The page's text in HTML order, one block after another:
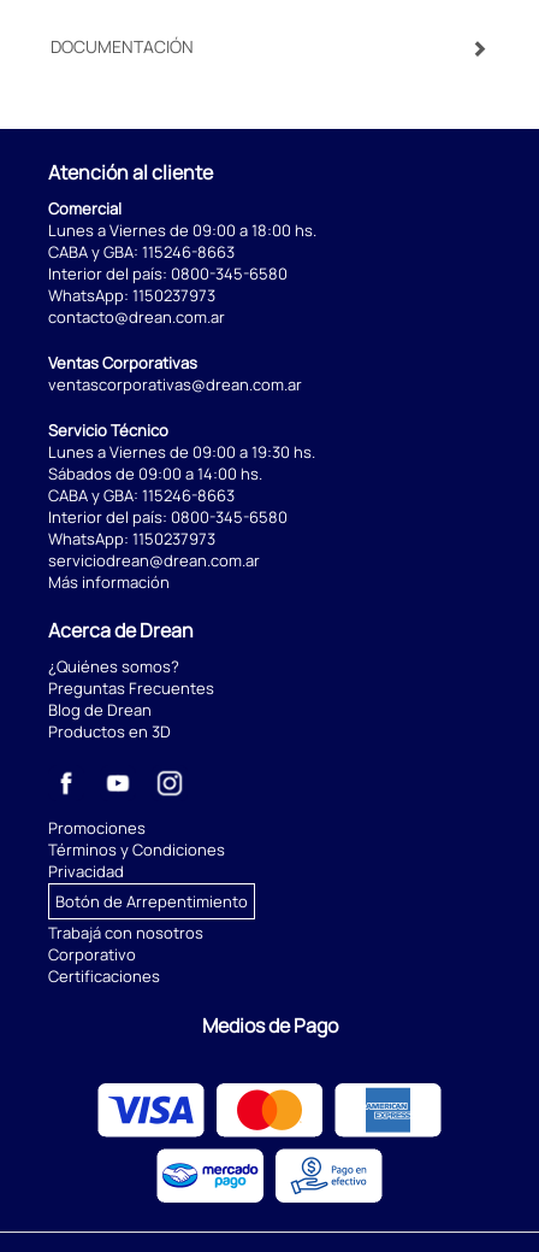
DOCUMENTACIÓN
Atención al cliente
Comercial
Lunes a Viernes de 09:00 a 18:00 hs.
CABA y GBA: 115246-8663
Interior del país: 0800-345-6580
WhatsApp: 1150237973
contacto@drean.com.ar
Ventas Corporativas
ventascorporativas@drean.com.ar
Servicio Técnico
Lunes a Viernes de 09:00 a 19:30 hs.
Sábados de 09:00 a 14:00 hs.
CABA y GBA: 115246-8663
Interior del país: 0800-345-6580
WhatsApp: 1150237973
serviciodrean@drean.com.ar
Más información
Acerca de Drean
¿Quiénes somos?
Preguntas Frecuentes
Blog de Drean
Productos en 3D
Promociones
Términos y Condiciones
Privacidad
Botón de Arrepentimiento
Trabajá con nosotros
Corporativo
Certificaciones
Medios de Pago